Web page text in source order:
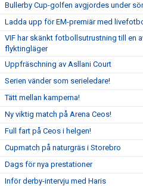
Bullerby Cup-golfen avgjordes under
Ladda upp för EM-premiär med
VIF har skänkt fotbollsutrustning till en
flyktingläger
Uppfräschning av Asllani Court
Serien vänder som serieledare!
Tätt mellan kamperna!
Ny viktig match på Arena Ceos!
Full fart på Ceos i helgen!
Cupmatch på naturgräs i Storebro
Dags för nya prestationer
Inför derby-intervju med Haris